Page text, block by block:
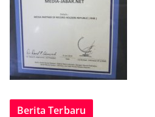
Berita Terbaru